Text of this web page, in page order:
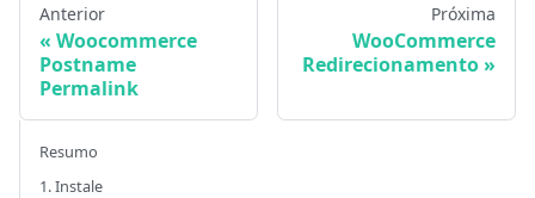
Anterior
Woocommerce
Postname
Permalink
Próxima
WooCommerce
Redirecionamento
Resumo
1. Instale